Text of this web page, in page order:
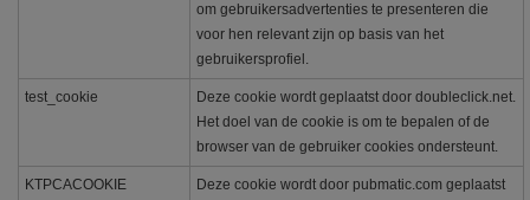
om gebruikersadvertenties te presenteren die
voor hen relevant zijn op basis van het
gebruikersprofiel.
test_cookie
Deze cookie wordt geplaatst door doubleclick.net.
Het doel van de cookie is om te bepalen of de
browser van de gebruiker cookies ondersteunt.
KTPCACOOKIE
Deze cookie wordt door pubmatic.com geplaatst